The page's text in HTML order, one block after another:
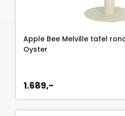
Apple Bee Melville tafel
Oyster
1.689,-